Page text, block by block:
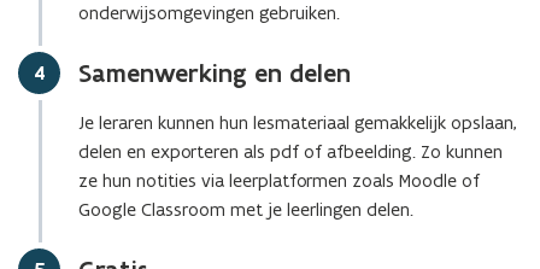
onderwijsomgevingen gebruiken.
Stap
4 Samenwerking en delen
Je leraren kunnen hun lesmateriaal gemakkelijk opslaan,
delen en exporteren als pdf of afbeelding. Zo kunnen
ze hun notities via leerplatformen zoals Moodle of
Google Classroom met je leerlingen delen.